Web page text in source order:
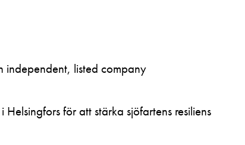
independent, listed company
för att stärka sjöfartens resiliens